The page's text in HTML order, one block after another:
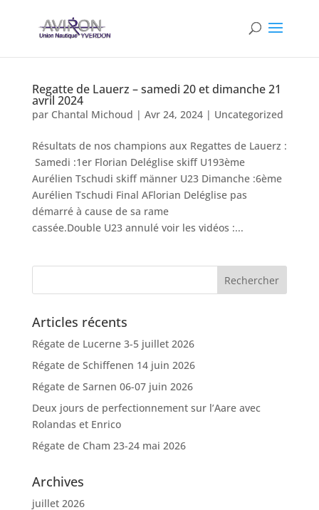
Regatte de Lauerz – samedi 20 et dimanche 21
avril 2024
par Chantal Michoud | Avr 24, 2024| Uncategorized
Résultats de nos champions aux Regattes de Lauerz :
Samedi :1er Florian Deléglise skiff U193ème
Aurélien Tschudi skiff männer U23 Dimanche :6ème
Aurélien Tschudi Final AFlorian Deléglise pas
démarré à cause de sa rame
cassée.Double U23 annulé voir les vidéos :...
Articles récents
Régate de Lucerne 3-5 juillet 2026
Régate de Schiffenen 14 juin 2026
Régate de Sarnen 06-07 juin 2026
Deux jours de perfectionnement sur l’Aare avec
Rolandas et Enrico
Régate de Cham 23-24 mai 2026
Archives
juillet 2026